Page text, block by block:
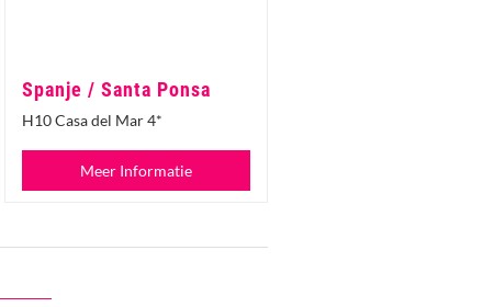
Spanje / Santa Ponsa
H10 Casa del Mar 4*
Meer Informatie